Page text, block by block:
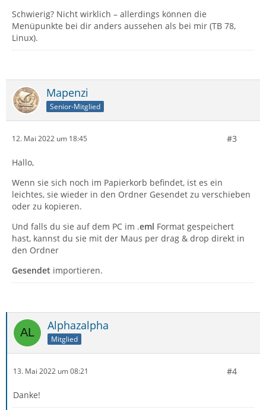
Schwierig? Nicht wirklich – allerdings können die
Menüpunkte bei dir anders aussehen als bei mir (TB 78,
Linux).
Mapenzi
Senior-Mitglied
12. Mai 2022 um 18:45 #3
Hallo,
Wenn sie sich noch im Papierkorb befindet, ist es ein
leichtes, sie wieder in den Ordner Gesendet zu verschieben
oder zu kopieren.
Und falls du sie auf dem PC im .eml Format gespeichert
hast, kannst du sie mit der Maus per drag & drop direkt in
den Ordner
Gesendet importieren.
Alphazalpha
Mitglied
13. Mai 2022 um 08:21 #4
Danke!